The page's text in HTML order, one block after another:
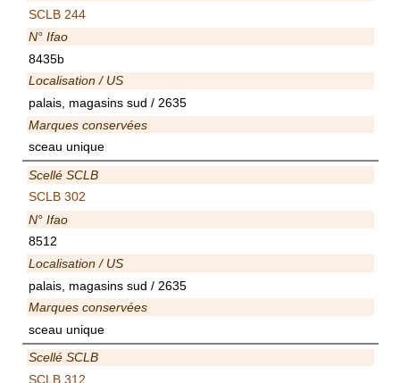
SCLB 244
N° Ifao
8435b
Localisation / US
palais, magasins sud / 2635
Marques conservées
sceau unique
Scellé SCLB
SCLB 302
N° Ifao
8512
Localisation / US
palais, magasins sud / 2635
Marques conservées
sceau unique
Scellé SCLB
SCLB 312